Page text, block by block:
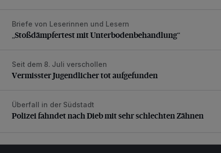
„Stoßdämpfertest mit Unterbodenbehandlung“
Briefe von Leserinnen und Lesern
„Stoßdämpfertest mit Unterbodenbehandlung“
Vermisster Jugendlicher tot aufgefunden
Seit dem 8. Juli verschollen
Vermisster Jugendlicher tot aufgefunden
Polizei fahndet nach Dieb mit sehr schlechten Zähnen
Überfall in der Südstadt
Polizei fahndet nach Dieb mit sehr schlechten Zähnen